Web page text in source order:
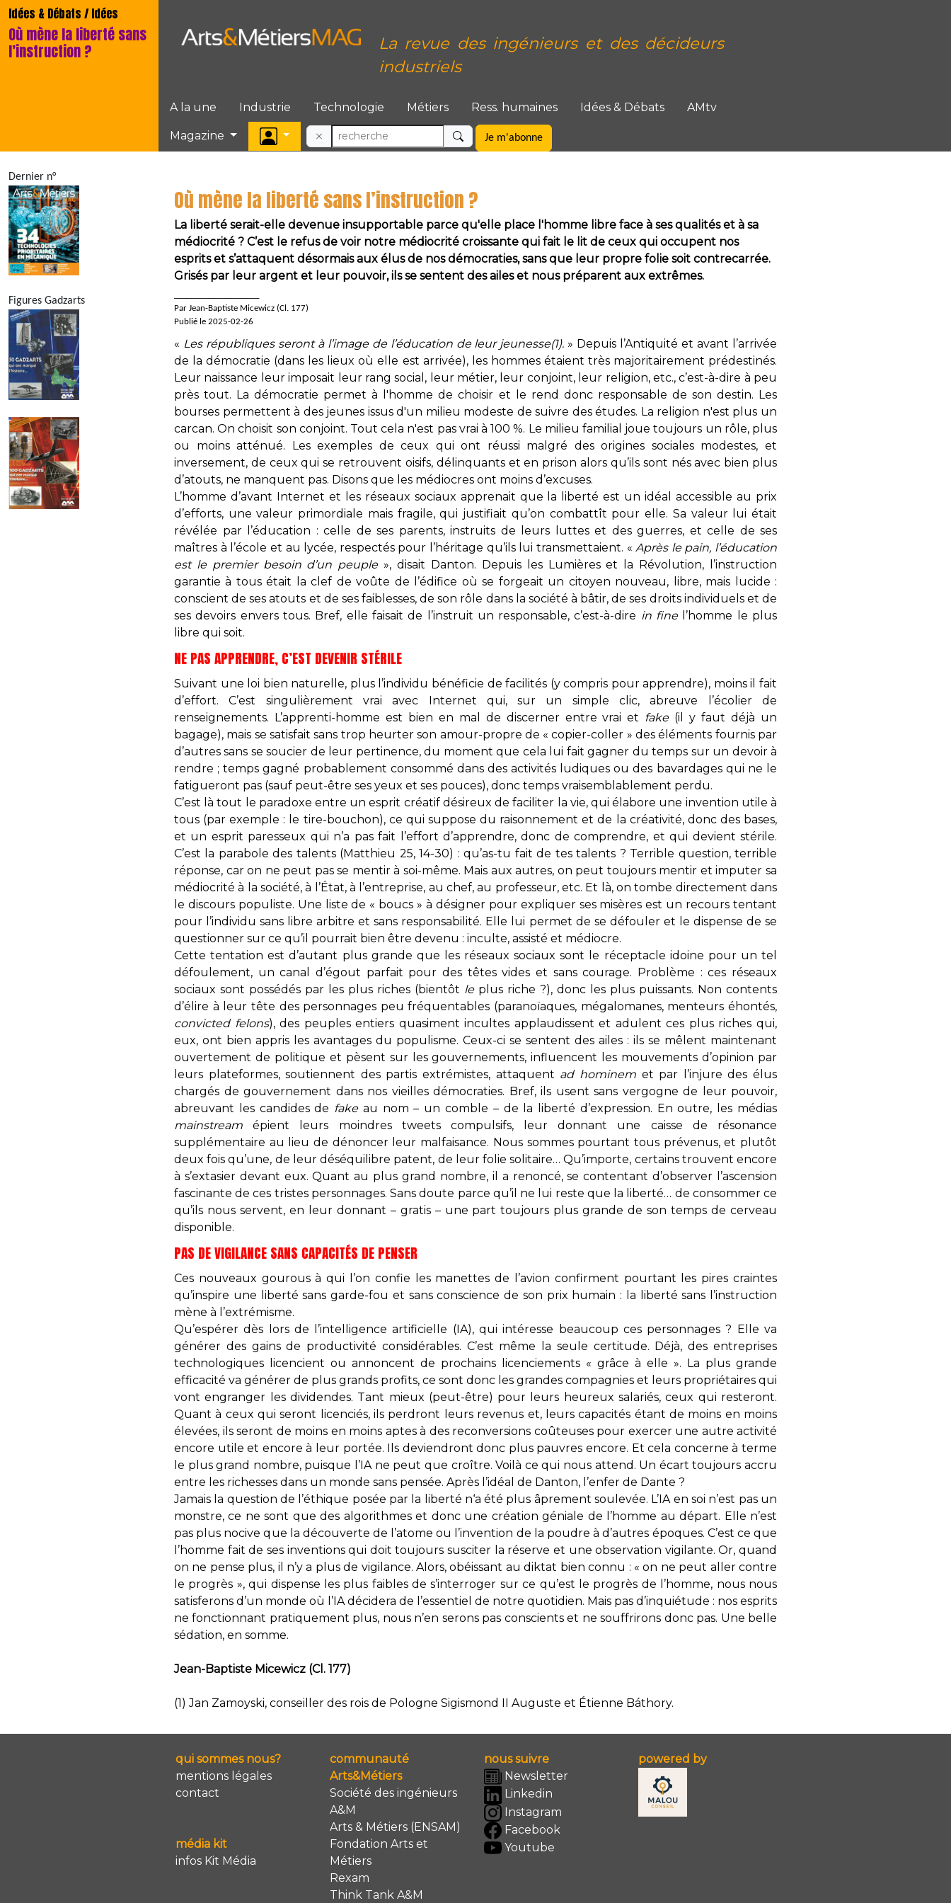
Idées & Débats / Idées
Où mène la liberté sans
l’instruction ?
La revue des ingénieurs et des décideurs
industriels
A la une Industrie Technologie Métiers Ress. humaines Idées & Débats AMtv
Magazine Je m'abonne
Dernier n°
Figures Gadzarts
Où mène la liberté sans l’instruction ?
La liberté serait-elle devenue insupportable parce qu'elle place l'homme libre face à ses qualités et à sa
médiocrité ? C’est le refus de voir notre médiocrité croissante qui fait le lit de ceux qui occupent nos
esprits et s’attaquent désormais aux élus de nos démocraties, sans que leur propre folie soit contrecarrée.
Grisés par leur argent et leur pouvoir, ils se sentent des ailes et nous préparent aux extrêmes.
Par Jean-Baptiste Micewicz (Cl. 177)
Publié le 2025-02-26
« Les républiques seront à l’image de l’éducation de leur jeunesse(1).» Depuis l’Antiquité et avant l’arrivée
de la démocratie (dans les lieux où elle est arrivée), les hommes étaient très majoritairement prédestinés.
Leur naissance leur imposait leur rang social, leur métier, leur conjoint, leur religion, etc., c’est-à-dire à peu
près tout. La démocratie permet à l'homme de choisir et le rend donc responsable de son destin. Les
bourses permettent à des jeunes issus d'un milieu modeste de suivre des études. La religion n'est plus un
carcan. On choisit son conjoint. Tout cela n'est pas vrai à 100 %. Le milieu familial joue toujours un rôle, plus
ou moins atténué. Les exemples de ceux qui ont réussi malgré des origines sociales modestes, et
inversement, de ceux qui se retrouvent oisifs, délinquants et en prison alors qu’ils sont nés avec bien plus
d’atouts, ne manquent pas. Disons que les médiocres ont moins d’excuses.
L’homme d’avant Internet et les réseaux sociaux apprenait que la liberté est un idéal accessible au prix
d’efforts, une valeur primordiale mais fragile, qui justifiait qu’on combattît pour elle. Sa valeur lui était
révélée par l’éducation : celle de ses parents, instruits de leurs luttes et des guerres, et celle de ses
maîtres à l’école et au lycée, respectés pour l’héritage qu’ils lui transmettaient. «Après le pain, l’éducation
est le premier besoin d’un peuple», disait Danton. Depuis les Lumières et la Révolution, l’instruction
garantie à tous était la clef de voûte de l’édifice où se forgeait un citoyen nouveau, libre, mais lucide :
conscient de ses atouts et de ses faiblesses, de son rôle dans la société à bâtir, de ses droits individuels et de
ses devoirs envers tous. Bref, elle faisait de l’instruit un responsable, c’est-à-dire in finel’homme le plus
libre qui soit.
NE PAS APPRENDRE, C’EST DEVENIR STÉRILE
Suivant une loi bien naturelle, plus l’individu bénéficie de facilités (y compris pour apprendre), moins il fait
d’effort. C’est singulièrement vrai avec Internet qui, sur un simple clic, abreuve l’écolier de
renseignements. L’apprenti-homme est bien en mal de discerner entre vrai et fake (il y faut déjà un
bagage), mais se satisfait sans trop heurter son amour-propre de « copier-coller » des éléments fournis par
d’autres sans se soucier de leur pertinence, du moment que cela lui fait gagner du temps sur un devoir à
rendre ; temps gagné probablement consommé dans des activités ludiques ou des bavardages qui ne le
fatigueront pas (sauf peut-être ses yeux et ses pouces), donc temps vraisemblablement perdu.
C’est là tout le paradoxe entre un esprit créatif désireux de faciliter la vie, qui élabore une invention utile à
tous (par exemple : le tire-bouchon), ce qui suppose du raisonnement et de la créativité, donc des bases,
et un esprit paresseux qui n’a pas fait l’effort d’apprendre, donc de comprendre, et qui devient stérile.
C’est la parabole des talents (Matthieu 25, 14-30) : qu’as-tu fait de tes talents ? Terrible question, terrible
réponse, car on ne peut pas se mentir à soi-même. Mais aux autres, on peut toujours mentir et imputer sa
médiocrité à la société, à l’État, à l’entreprise, au chef, au professeur, etc. Et là, on tombe directement dans
le discours populiste. Une liste de « boucs » à désigner pour expliquer ses misères est un recours tentant
pour l’individu sans libre arbitre et sans responsabilité. Elle lui permet de se défouler et le dispense de se
questionner sur ce qu’il pourrait bien être devenu : inculte, assisté et médiocre.
Cette tentation est d’autant plus grande que les réseaux sociaux sont le réceptacle idoine pour un tel
défoulement, un canal d’égout parfait pour des têtes vides et sans courage. Problème : ces réseaux
sociaux sont possédés par les plus riches (bientôt le plus riche ?), donc les plus puissants. Non contents
d’élire à leur tête des personnages peu fréquentables (paranoïaques, mégalomanes, menteurs éhontés,
convicted felons), des peuples entiers quasiment incultes applaudissent et adulent ces plus riches qui,
eux, ont bien appris les avantages du populisme. Ceux-ci se sentent des ailes : ils se mêlent maintenant
ouvertement de politique et pèsent sur les gouvernements, influencent les mouvements d’opinion par
leurs plateformes, soutiennent des partis extrémistes, attaquent ad hominem et par l’injure des élus
chargés de gouvernement dans nos vieilles démocraties. Bref, ils usent sans vergogne de leur pouvoir,
abreuvant les candides de fake au nom – un comble – de la liberté d’expression. En outre, les médias
mainstreamépient leurs moindres tweets compulsifs, leur donnant une caisse de résonance
supplémentaire au lieu de dénoncer leur malfaisance. Nous sommes pourtant tous prévenus, et plutôt
deux fois qu’une, de leur déséquilibre patent, de leur folie solitaire… Qu’importe, certains trouvent encore
à s’extasier devant eux. Quant au plus grand nombre, il a renoncé, se contentant d’observer l’ascension
fascinante de ces tristes personnages. Sans doute parce qu’il ne lui reste que la liberté… de consommer ce
qu’ils nous servent, en leur donnant – gratis – une part toujours plus grande de son temps de cerveau
disponible.
PAS DE VIGILANCE SANS CAPACITÉS DE PENSER
Ces nouveaux gourous à qui l’on confie les manettes de l’avion confirment pourtant les pires craintes
qu’inspire une liberté sans garde-fou et sans conscience de son prix humain : la liberté sans l’instruction
mène à l’extrémisme.
Qu’espérer dès lors de l’intelligence artificielle (IA), qui intéresse beaucoup ces personnages ? Elle va
générer des gains de productivité considérables. C’est même la seule certitude. Déjà, des entreprises
technologiques licencient ou annoncent de prochains licenciements « grâce à elle ». La plus grande
efficacité va générer de plus grands profits, ce sont donc les grandes compagnies et leurs propriétaires qui
vont engranger les dividendes. Tant mieux (peut-être) pour leurs heureux salariés, ceux qui resteront.
Quant à ceux qui seront licenciés, ils perdront leurs revenus et, leurs capacités étant de moins en moins
élevées, ils seront de moins en moins aptes à des reconversions coûteuses pour exercer une autre activité
encore utile et encore à leur portée. Ils deviendront donc plus pauvres encore. Et cela concerne à terme
le plus grand nombre, puisque l’IA ne peut que croître. Voilà ce qui nous attend. Un écart toujours accru
entre les richesses dans un monde sans pensée. Après l’idéal de Danton, l’enfer de Dante ?
Jamais la question de l’éthique posée par la liberté n‘a été plus âprement soulevée. L’IA en soi n’est pas un
monstre, ce ne sont que des algorithmes et donc une création géniale de l’homme au départ. Elle n’est
pas plus nocive que la découverte de l’atome ou l’invention de la poudre à d’autres époques. C’est ce que
l’homme fait de ses inventions qui doit toujours susciter la réserve et une observation vigilante. Or, quand
on ne pense plus, il n’y a plus de vigilance. Alors, obéissant au diktat bien connu : « on ne peut aller contre
le progrès », qui dispense les plus faibles de s’interroger sur ce qu’est le progrès de l’homme, nous nous
satisferons d’un monde où l’IA décidera de l’essentiel de notre quotidien. Mais pas d’inquiétude : nos esprits
ne fonctionnant pratiquement plus, nous n’en serons pas conscients et ne souffrirons donc pas. Une belle
sédation, en somme.
Jean-Baptiste Micewicz (Cl. 177)
(1) Jan Zamoyski, conseiller des rois de Pologne Sigismond II Auguste et Étienne Báthory.
qui sommes nous?
mentions légales
contact
média kit
infos Kit Média
communauté
Arts&Métiers
Société des ingénieurs
A&M
Arts & Métiers (ENSAM)
Fondation Arts et
Métiers
Rexam
Think Tank A&M
nous suivre
Newsletter
Linkedin
Instagram
Facebook
Youtube
powered by